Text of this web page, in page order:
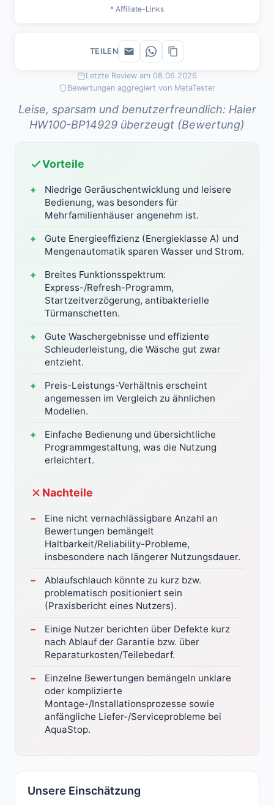
Letzte Review am 08.06.2026
Bewertungen aggregiert von MetaTester
Leise, sparsam und benutzerfreundlich: Haier
HW100-BP14929 überzeugt (Bewertung)
Vorteile
Niedrige Geräuschentwicklung und leisere
Bedienung, was besonders für
Mehrfamilienhäuser angenehm ist.
Gute Energieeffizienz (Energieklasse A) und
Mengenautomatik sparen Wasser und Strom.
Breites Funktionsspektrum:
Express-/Refresh-Programm,
Startzeitverzögerung, antibakterielle
Türmanschetten.
Gute Waschergebnisse und effiziente
Schleuderleistung, die Wäsche gut zwar
entzieht.
Preis-Leistungs-Verhältnis erscheint
angemessen im Vergleich zu ähnlichen
Modellen.
Einfache Bedienung und übersichtliche
Programmgestaltung, was die Nutzung
erleichtert.
Nachteile
Eine nicht vernachlässigbare Anzahl an
Bewertungen bemängelt
Haltbarkeit/Reliability-Probleme,
insbesondere nach längerer Nutzungsdauer.
Ablaufschlauch könnte zu kurz bzw.
problematisch positioniert sein
(Praxisbericht eines Nutzers).
Einige Nutzer berichten über Defekte kurz
nach Ablauf der Garantie bzw. über
Reparaturkosten/Teilebedarf.
Einzelne Bewertungen bemängeln unklare
oder komplizierte
Montage-/Installationsprozesse sowie
anfängliche Liefer-/Serviceprobleme bei
AquaStop.
Unsere Einschätzung
* Affiliate-Links
TEILEN